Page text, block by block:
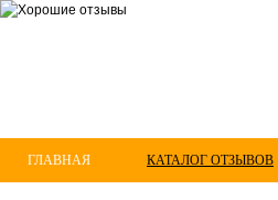
ГЛАВНАЯ КАТАЛОГ ОТЗЫВОВ